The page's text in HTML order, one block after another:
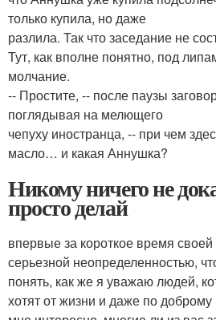
только купила, но даже
разлила. Так что заседание не
Тут, как вполне понятно, под
молчание.
-- Простите, -- после паузы
поглядывая на мелющего
чепуху иностранца, -- при чем
масло… и какая Аннушка?
Никому ничего не
просто делай
впервые за короткое время своей
серьезной неопределенностью,
понять, как же я уважаю людей,
хотят от жизни и даже по